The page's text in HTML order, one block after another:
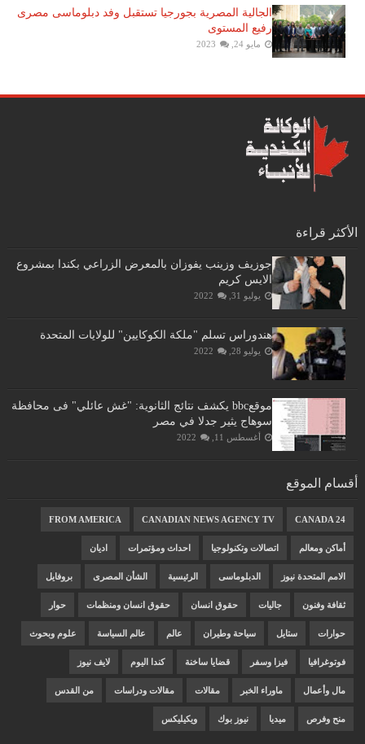
الجالية المصرية بجورجيا تستقبل وفد دبلوماسى مصرى
رفيع المستوى
مايو 24, 2023
الأكثر قراءة
جوزيف وزينب يفوزان بالمعرض الزراعي بكندا بمشروع
الايس كريم
يوليو 31, 2022
هندوراس تسلم "ملكة الكوكايين" للولايات المتحدة
يوليو 28, 2022
موقعbbc يكشف نتائج الثانوية: "غش عائلي" فى محافظة
سوهاج يثير جدلا في مصر
أغسطس 11, 2022
أقسام الموقع
CANADA 24
CANADIAN NEWS AGENCY TV
FROM AMERICA
أماكن ومعالم اتصالات وتكنولوجيا احداث ومؤتمرات اديان
الامم المتحدة نيوز الدبلوماسى الرئيسية الشأن المصرى بروفايل
ثقافة وفنون جاليات حقوق انسان حقوق انسان ومنظمات حوار
حوارات ستايل سياحة وطيران عالم عالم السياسة علوم وبحوث
فوتوغرافيا فيزا وسفر قضايا ساخنة كندا اليوم لايف نيوز
مال وأعمال ماوراء الخبر مقالات مقالات ودراسات من القدس
منح وفرص ميديا نيوز بوك ويكيليكس